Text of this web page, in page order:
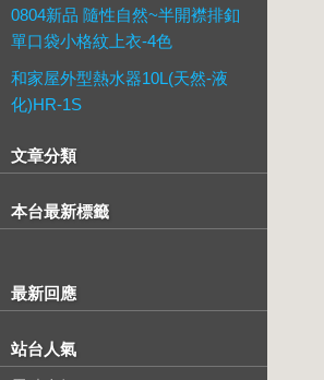
0804新品 隨性自然~半開襟排釦
單口袋小格紋上衣-4色
和家屋外型熱水器10L(天然-液
化)HR-1S
文章分類
本台最新標籤
最新回應
站台人氣